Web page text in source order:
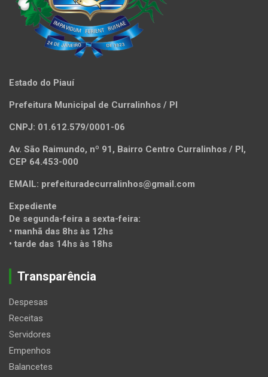
Estado do Piauí
Prefeitura Municipal de Curralinhos / PI
CNPJ: 01.612.579/0001-06
Av. São Raimundo, nº 91, Bairro Centro Curralinhos / PI,
CEP 64.453-000
EMAIL: prefeituradecurralinhos@gmail.com
Expediente
De segunda-feira a sexta-feira:
• manhã das 8hs às 12hs
• tarde das 14hs às 18hs
Transparência
Despesas
Receitas
Servidores
Empenhos
Balancetes